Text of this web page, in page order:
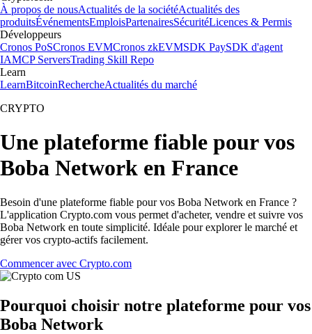
À propos de nousActualités de la sociétéActualités des
produitsÉvénementsEmploisPartenairesSécuritéLicences & Permis
Développeurs
Cronos PoSCronos EVMCronos zkEVMSDK PaySDK d'agent
IAMCP ServersTrading Skill Repo
Learn
LearnBitcoinRechercheActualités du marché
CRYPTO
Une plateforme fiable pour vos
Boba Network en France
Besoin d'une plateforme fiable pour vos Boba Network en France ?
L'application Crypto.com vous permet d'acheter, vendre et suivre vos
Boba Network en toute simplicité. Idéale pour explorer le marché et
gérer vos crypto-actifs facilement.
Commencer avec Crypto.com
Pourquoi choisir notre plateforme pour vos
Boba Network